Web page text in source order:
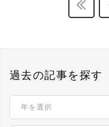
過去の記事を探す